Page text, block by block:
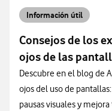
Información útil
Consejos de los
ojos de las
Descubre en el blog de
ojos del uso de
pausas visuales y